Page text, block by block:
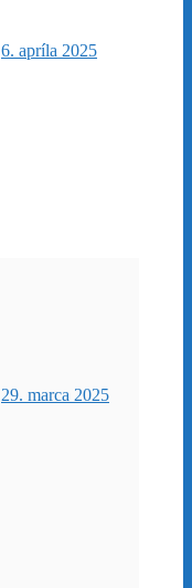
6. apríla 2025
29. marca 2025